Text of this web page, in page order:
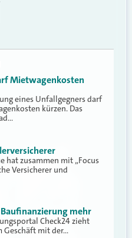
Mietwagenkosten
eines Unfallgegners darf
kürzen. Das
hat zusammen mit „Focus
Versicherer und
mehr
Check24 zieht
Geschäft mit der…